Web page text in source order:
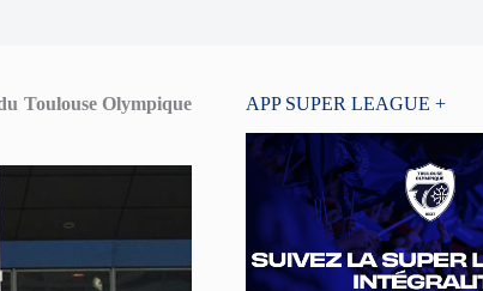
Toulouse Olympique
APP SUPER LEAGUE +